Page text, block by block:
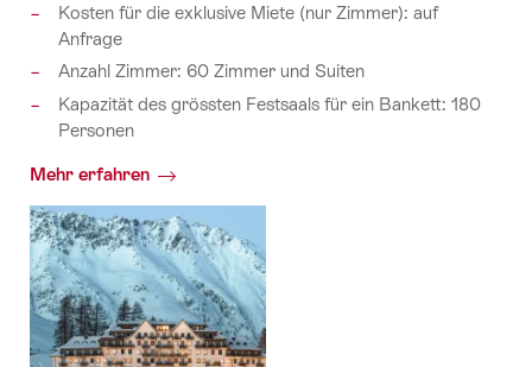
Kosten für die exklusive Miete (nur Zimmer): auf
Anfrage
Anzahl Zimmer: 60 Zimmer und Suiten
Kapazität des grössten Festsaals für ein Bankett: 180
Personen
Mehr erfahren